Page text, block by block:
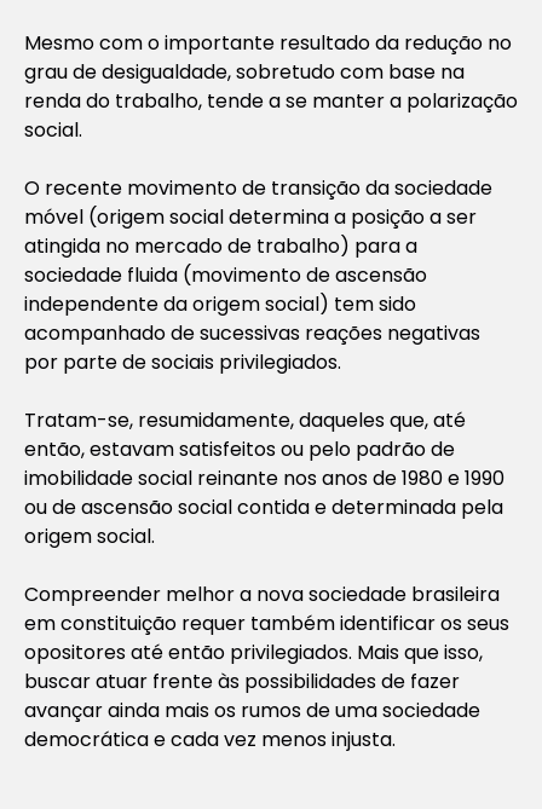
Mesmo com o importante resultado da redução no
grau de desigualdade, sobretudo com base na
renda do trabalho, tende a se manter a polarização
social.
O recente movimento de transição da sociedade
móvel (origem social determina a posição a ser
atingida no mercado de trabalho) para a
sociedade fluida (movimento de ascensão
independente da origem social) tem sido
acompanhado de sucessivas reações negativas
por parte de sociais privilegiados.
Tratam-se, resumidamente, daqueles que, até
então, estavam satisfeitos ou pelo padrão de
imobilidade social reinante nos anos de 1980 e 1990
ou de ascensão social contida e determinada pela
origem social.
Compreender melhor a nova sociedade brasileira
em constituição requer também identificar os seus
opositores até então privilegiados. Mais que isso,
buscar atuar frente às possibilidades de fazer
avançar ainda mais os rumos de uma sociedade
democrática e cada vez menos injusta.